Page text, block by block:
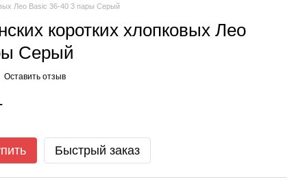
Лео Basic 36-40 3 пары Серый
коротких хлопковых Лео
Серый
Оставить отзыв
Быстрый заказ